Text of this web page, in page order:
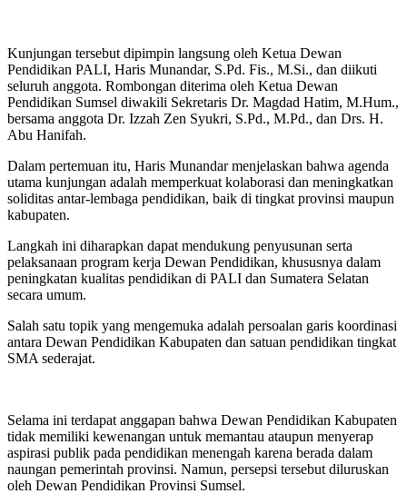
Kunjungan tersebut dipimpin langsung oleh Ketua Dewan
Pendidikan PALI, Haris Munandar, S.Pd. Fis., M.Si., dan diikuti
seluruh anggota. Rombongan diterima oleh Ketua Dewan
Pendidikan Sumsel diwakili Sekretaris Dr. Magdad Hatim, M.Hum.,
bersama anggota Dr. Izzah Zen Syukri, S.Pd., M.Pd., dan Drs. H.
Abu Hanifah.
Dalam pertemuan itu, Haris Munandar menjelaskan bahwa agenda
utama kunjungan adalah memperkuat kolaborasi dan meningkatkan
soliditas antar-lembaga pendidikan, baik di tingkat provinsi maupun
kabupaten.
Langkah ini diharapkan dapat mendukung penyusunan serta
pelaksanaan program kerja Dewan Pendidikan, khususnya dalam
peningkatan kualitas pendidikan di PALI dan Sumatera Selatan
secara umum.
Salah satu topik yang mengemuka adalah persoalan garis koordinasi
antara Dewan Pendidikan Kabupaten dan satuan pendidikan tingkat
SMA sederajat.
Selama ini terdapat anggapan bahwa Dewan Pendidikan Kabupaten
tidak memiliki kewenangan untuk memantau ataupun menyerap
aspirasi publik pada pendidikan menengah karena berada dalam
naungan pemerintah provinsi. Namun, persepsi tersebut diluruskan
oleh Dewan Pendidikan Provinsi Sumsel.